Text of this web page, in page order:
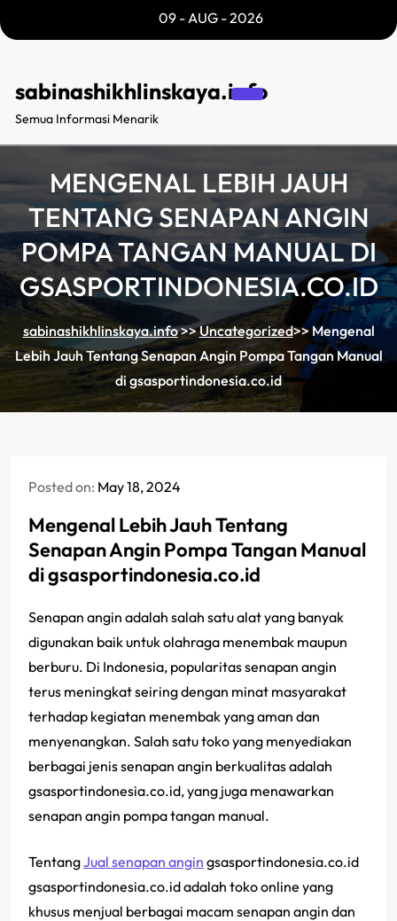
to
09 - AUG - 2026
sabinashikhlinskaya.info
Semua Informasi Menarik
MENGENAL LEBIH JAUH
TENTANG SENAPAN ANGIN
POMPA TANGAN MANUAL DI
GSASPORTINDONESIA.CO.ID
sabinashikhlinskaya.info>>Uncategorized>>Mengenal
Lebih Jauh Tentang Senapan Angin Pompa Tangan Manual
di gsasportindonesia.co.id
Posted on: May 18, 2024
Mengenal Lebih Jauh Tentang
Senapan Angin Pompa Tangan Manual
di gsasportindonesia.co.id
Senapan angin adalah salah satu alat yang banyak
digunakan baik untuk olahraga menembak maupun
berburu. Di Indonesia, popularitas senapan angin
terus meningkat seiring dengan minat masyarakat
terhadap kegiatan menembak yang aman dan
menyenangkan. Salah satu toko yang menyediakan
berbagai jenis senapan angin berkualitas adalah
gsasportindonesia.co.id, yang juga menawarkan
senapan angin pompa tangan manual.
TentangJual senapan angin gsasportindonesia.co.id
gsasportindonesia.co.id adalah toko online yang
khusus menjual berbagai macam senapan angin dan